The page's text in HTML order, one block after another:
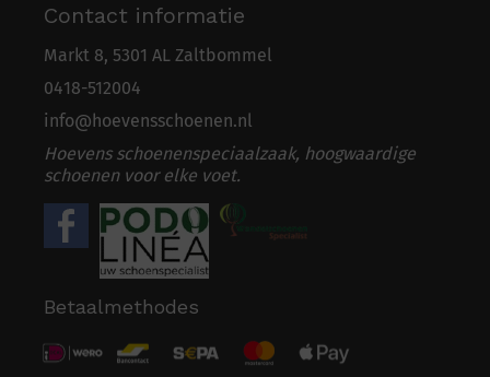
Contact informatie
Markt 8, 5301 AL Zaltbommel
0418-512004
info@hoevensschoenen.nl
Hoevens schoenenspeciaalzaak, hoogwaardige
schoenen voor elke voet.
Betaalmethodes